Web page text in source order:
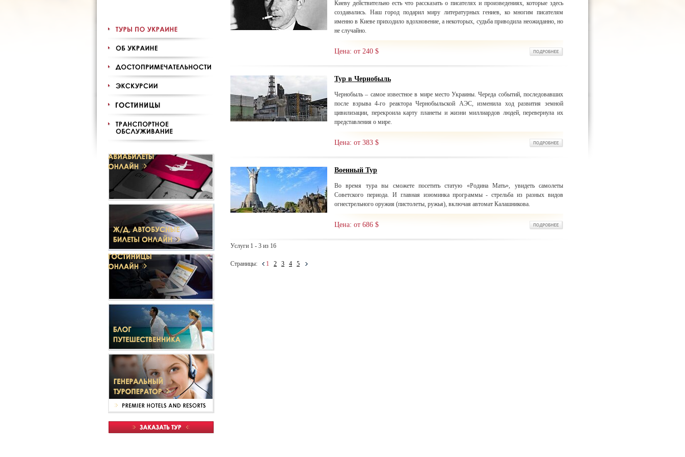
Киеву действительно есть что рассказать о писателях и произведениях, которые здесь
создавались. Наш город подарил миру литературных гениев, ко многим писателям
именно в Киеве приходило вдохновение, а некоторых, судьба приводила неожиданно, но
не случайно.
Цена: от 240 $
Тур в Чернобыль
Чернобыль – самое известное в мире место Украины. Череда событий, последовавших
после взрыва 4-го реактора Чернобыльской АЭС, изменила ход развития земной
цивилизации, перекроила карту планеты и жизни миллиардов людей, перевернула их
представления о мире.
Цена: от 383 $
Военный Тур
Во время тура вы сможете посетить статую «Родина Мать», увидеть самолеты
Советского периода. И главная изюминка программы - стрельба из разных видов
огнестрельного оружия (пистолеты, ружья), включая автомат Калашникова.
Цена: от 686 $
Услуги 1 - 3 из 16
Страницы: 1 2 3 4 5